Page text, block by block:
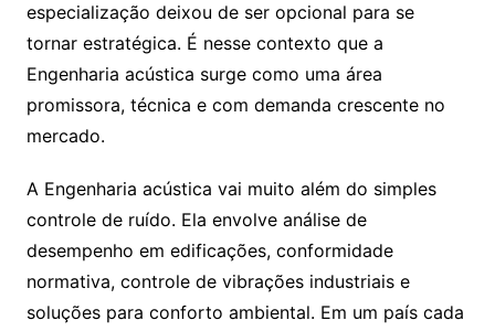
especialização deixou de ser opcional para se
tornar estratégica. É nesse contexto que a
Engenharia acústica surge como uma área
promissora, técnica e com demanda crescente no
mercado.
A Engenharia acústica vai muito além do simples
controle de ruído. Ela envolve análise de
desempenho em edificações, conformidade
normativa, controle de vibrações industriais e
soluções para conforto ambiental. Em um país cada